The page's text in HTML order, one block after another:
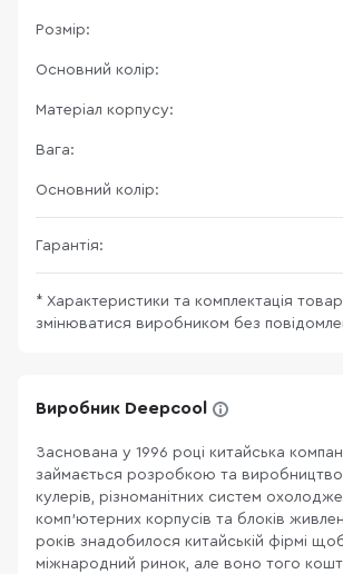
Розмір:
Основний колір:
Матеріал корпусу:
Вага:
Основний колір:
Гарантія:
* Характеристики та комплектація
змінюватися виробником без
Виробник Deepcool
Заснована у 1996 році китайська
займається розробкою та
кулерів, різноманітних систем
комп’ютерних корпусів та блоків
років знадобилося китайській фірмі
міжнародний ринок, але воно того